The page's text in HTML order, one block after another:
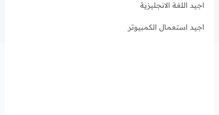
اجيد اللغة الانجليزية
اجيد استعمال الكمبيوتر